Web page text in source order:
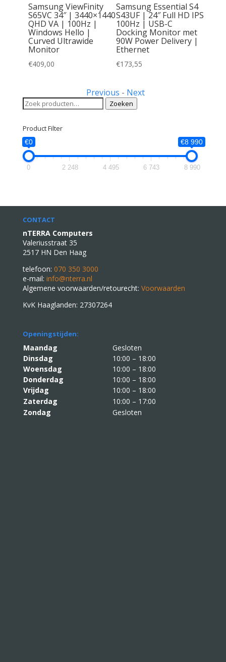
Samsung ViewFinity
S65VC 34″ | 3440×1440
QHD VA | 100Hz |
Windows Hello |
Curved Ultrawide
Monitor
€409,00
Samsung Essential S4
S43UF | 24″ Full HD IPS
100Hz | USB-C
Docking Monitor met
90W Power Delivery |
Ethernet
€173,55
Previous - Next
Zoeken
naar:
Zoeken
Product Filter
€0 €8 990
0 2 248 4 495 6 743 8 990
CONTACT
nTERRA Computers
Valeriusstraat 35
2517 HN Den Haag
telefoon: 070 350 3000
e-mail: info@nterra.nl
Algemene voorwaarden/retourecht: Voorwaarden
KvK Haaglanden: 27307264
Openingstijden:
Maandag
Gesloten
Dinsdag
10:00 – 18:00
Woensdag
10:00 – 18:00
Donderdag
10:00 – 18:00
Vrijdag
10:00 – 18:00
Zaterdag
10:00 – 17:00
Zondag
Gesloten